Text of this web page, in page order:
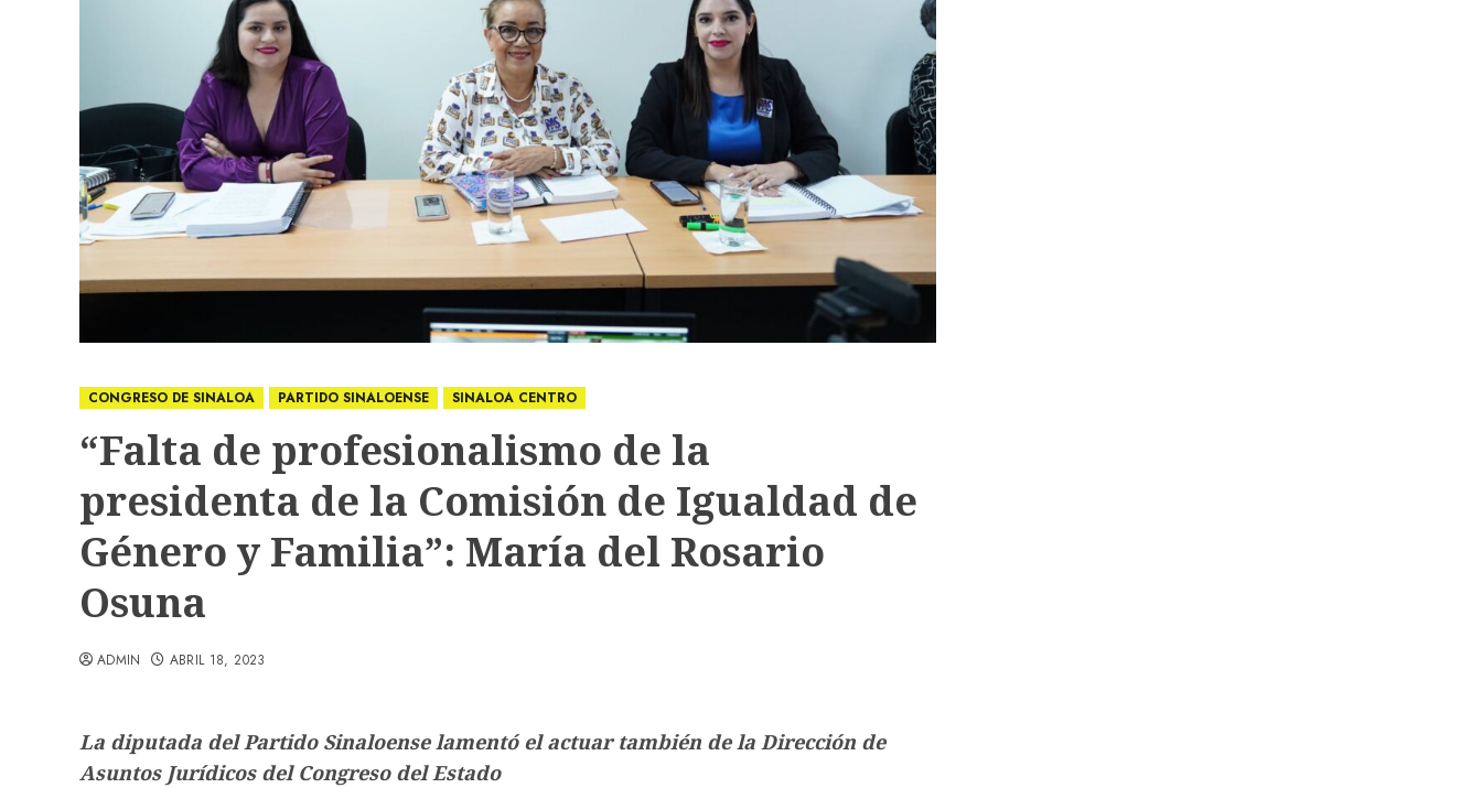
CONGRESO DE SINALOA PARTIDO SINALOENSE SINALOA CENTRO
“Falta de profesionalismo de la
presidenta de la Comisión de Igualdad de
Género y Familia”: María del Rosario
Osuna
ADMIN ABRIL 18, 2023
La diputada del Partido Sinaloense lamentó el actuar también de la Dirección de
Asuntos Jurídicos del Congreso del Estado